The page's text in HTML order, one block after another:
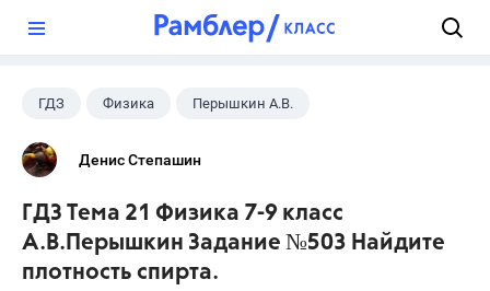
ГДЗ Физика Перышкин А.В.
Школа
Денис Степашин
ГДЗ Тема 21 Физика 7-9 класс
А.В.Перышкин Задание №503 Найдите
плотность спирта.